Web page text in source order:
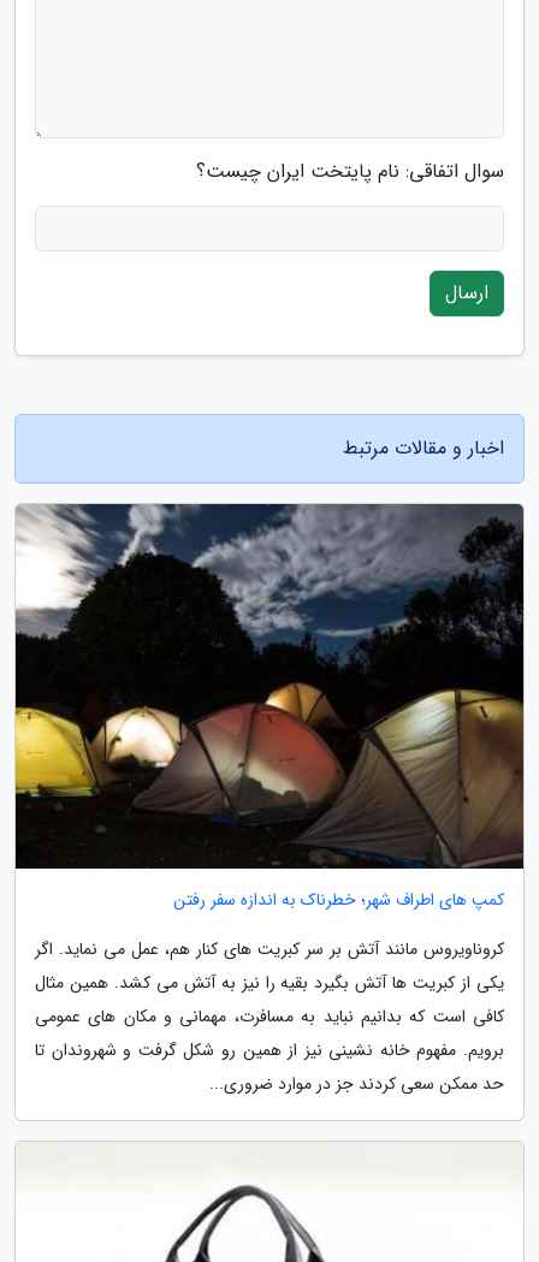
سوال اتفاقی: نام پایتخت ایران چیست؟
ارسال
اخبار و مقالات مرتبط
کمپ های اطراف شهر؛ خطرناک به اندازه سفر رفتن
کروناویروس مانند آتش بر سر کبریت های کنار هم، عمل می نماید. اگر
یکی از کبریت ها آتش بگیرد بقیه را نیز به آتش می کشد. همین مثال
کافی است که بدانیم نباید به مسافرت، مهمانی و مکان های عمومی
برویم. مفهوم خانه نشینی نیز از همین رو شکل گرفت و شهروندان تا
حد ممکن سعی کردند جز در موارد ضروری...